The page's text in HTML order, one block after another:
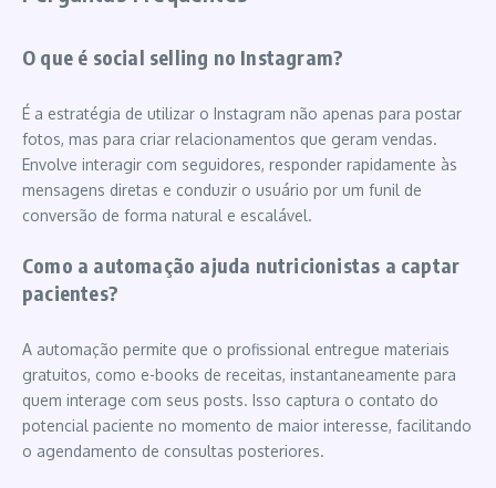
O que é social selling no Instagram?
É a estratégia de utilizar o Instagram não apenas para postar
fotos, mas para criar relacionamentos que geram vendas.
Envolve interagir com seguidores, responder rapidamente às
mensagens diretas e conduzir o usuário por um funil de
conversão de forma natural e escalável.
Como a automação ajuda nutricionistas a captar
pacientes?
A automação permite que o profissional entregue materiais
gratuitos, como e-books de receitas, instantaneamente para
quem interage com seus posts. Isso captura o contato do
potencial paciente no momento de maior interesse, facilitando
o agendamento de consultas posteriores.